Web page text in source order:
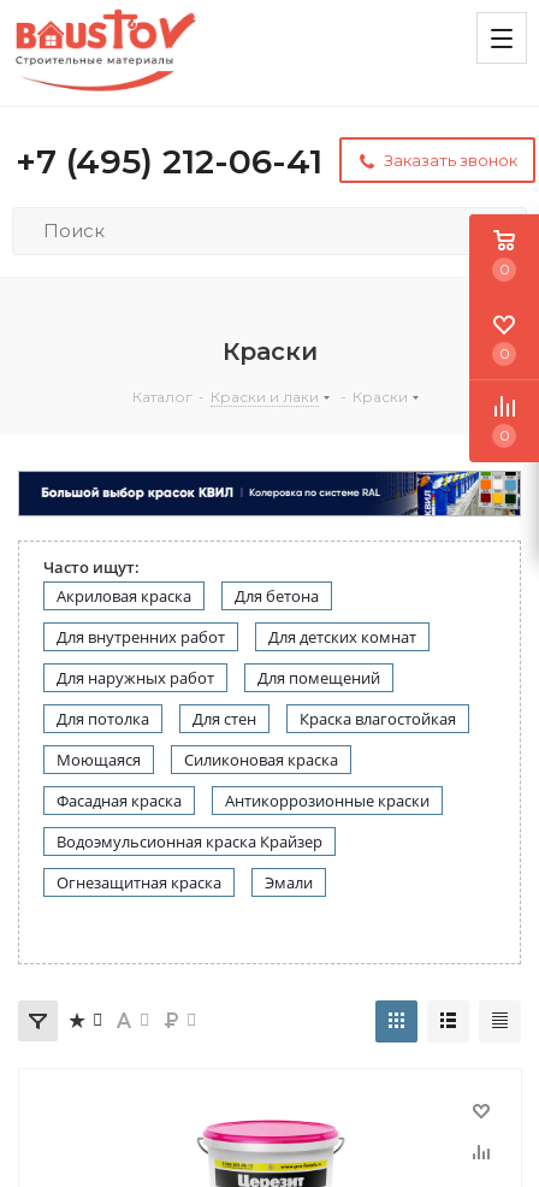
+7 (495) 212-06-41 Заказать звонок
Краски
Каталог - Краски и лаки - Краски
Часто ищут:
Акриловая краска
Для бетона
Для внутренних работ
Для детских комнат
Для наружных работ
Для помещений
Для потолка
Для стен
Краска влагостойкая
Моющаяся
Силиконовая краска
Фасадная краска
Антикоррозионные краски
Водоэмульсионная краска Крайзер
Огнезащитная краска
Эмали
0
0
0